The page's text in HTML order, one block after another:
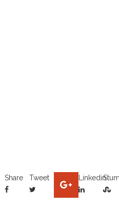
Share Tweet Linkedin